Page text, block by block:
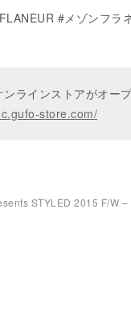
#メゾンフラ
ラインストアがオー
store.com/
STYLED 2015 F/W –